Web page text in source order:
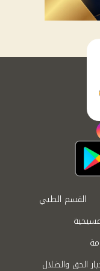
القسم الطبي
الحق والضلال